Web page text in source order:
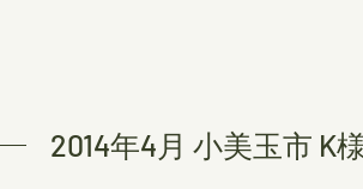
2014年4月 小美玉市